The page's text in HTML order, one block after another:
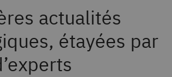
actualités
étayées par